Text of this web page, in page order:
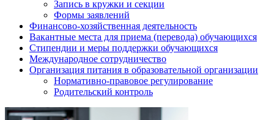
Запись в кружки и секции
Формы заявлений
Финансово-хозяйственная деятельность
Вакантные места для приема (перевода) обучающихся
Стипендии и меры поддержки обучающихся
Международное сотрудничество
Организация питания в образовательной организации
Нормативно-правовое регулирование
Родительский контроль
Наш